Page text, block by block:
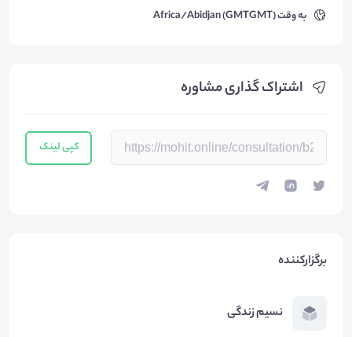
به وقتAfrica/Abidjan (GMTGMT)
اشتراک گذاری مشاوره
کپی لینک
برگزارکننده
نسیم زندگی